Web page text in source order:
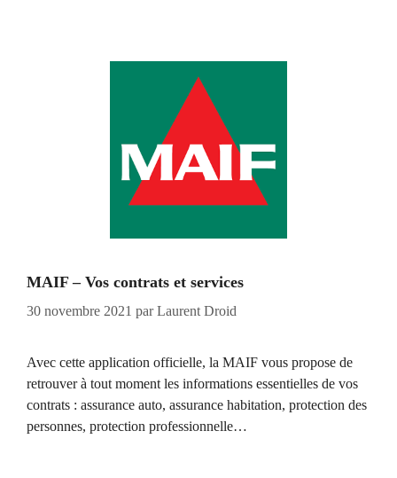
MAIF – Vos contrats et services
30 novembre 2021 parLaurent Droid
Avec cette application officielle, la MAIF vous propose de
retrouver à tout moment les informations essentielles de vos
contrats : assurance auto, assurance habitation, protection des
personnes, protection professionnelle…